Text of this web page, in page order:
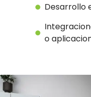
Desarrollo
o